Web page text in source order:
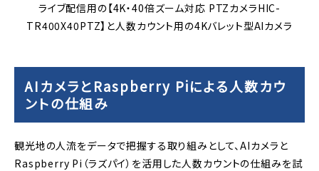
ライブ配信用の【4K・40倍ズーム対応 PTZカメラHIC-
TR400X40PTZ】と人数カウント用の4Kバレット型AIカメラ
AIカメラとRaspberry Piによる人数カウ
ントの仕組み
観光地の人流をデータで把握する取り組みとして、AIカメラと
Raspberry Pi（ラズパイ）を活用した人数カウントの仕組みを試